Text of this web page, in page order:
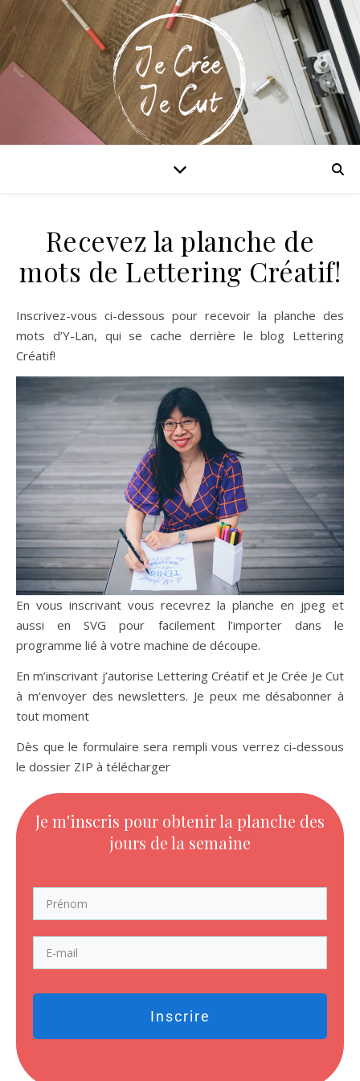
Recevez la planche de
mots de Lettering Créatif!
Inscrivez-vous ci-dessous pour recevoir la planche des
mots d’Y-Lan, qui se cache derrière le blog Lettering
Créatif!
En vous inscrivant vous recevrez la planche en jpeg et
aussi en SVG pour facilement l’importer dans le
programme lié à votre machine de découpe.
En m’inscrivant j’autorise Lettering Créatif et Je Crée Je Cut
à m’envoyer des newsletters. Je peux me désabonner à
tout moment
Dès que le formulaire sera rempli vous verrez ci-dessous
le dossier ZIP à télécharger
Je m'inscris pour obtenir la planche des
jours de la semaine
Inscrire